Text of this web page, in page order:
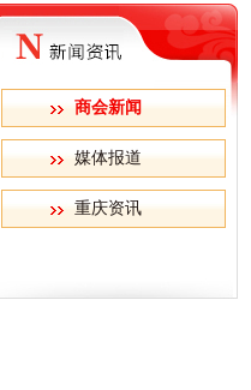
商会新闻
媒体报道
重庆资讯